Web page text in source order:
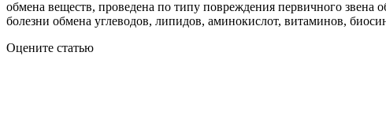
обмена веществ, проведена по типу повреждения первичного звена
болезни обмена углеводов, липидов, аминокислот, витаминов,
Оцените статью